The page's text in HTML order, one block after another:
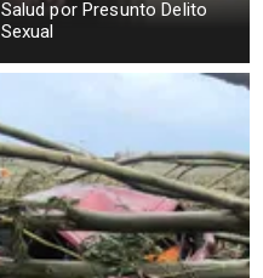
Salud por Presunto Delito
Sexual